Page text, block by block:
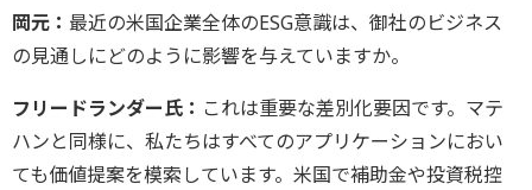
岡元： 最近の米国企業全体のESG意識は、御社のビジネス
の見通しにどのように影響を与えていますか。
フリードランダー氏： これは重要な差別化要因です。マテ
ハンと同様に、私たちはすべてのアプリケーションにおい
ても価値提案を模索しています。米国で補助金や投資税控